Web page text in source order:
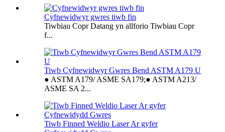
Cyfnewidwyr gwres tiwb fin
Tiwbiau Copr Datang yn allforio Tiwbiau Copr
f...
Tiwb Cyfnewidwyr Gwres Bend ASTM A179 U
● ASTM A179/ ASME SA179;● ASTM A213/
ASME SA 2...
Tiwb Finned Weldio Laser Ar gyfer